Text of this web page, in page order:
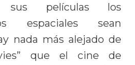
películas los
espaciales sean
nada más alejado de
que el cine de